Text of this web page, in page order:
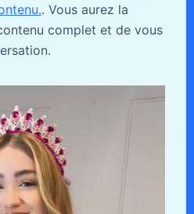
. Vous aurez la
complet et de vous